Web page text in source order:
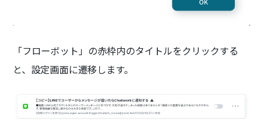
「フローボット」の赤枠内のタイトルをクリックする
と、設定画面に遷移します。